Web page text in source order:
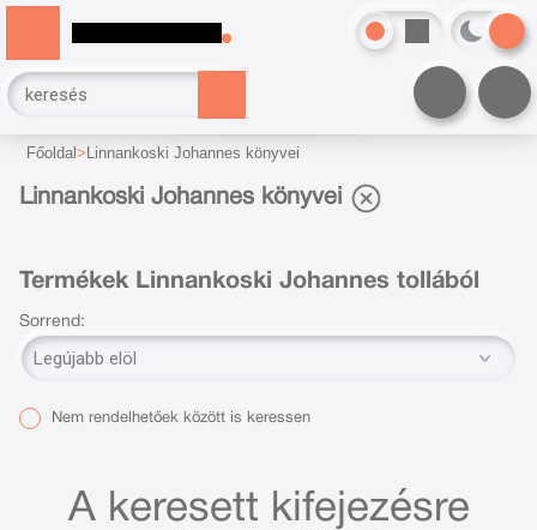
Főoldal Linnankoski Johannes könyvei
Linnankoski Johannes könyvei
Termékek Linnankoski Johannes tollából
Sorrend:
Nem rendelhetőek között is keressen
A keresett kifejezésre